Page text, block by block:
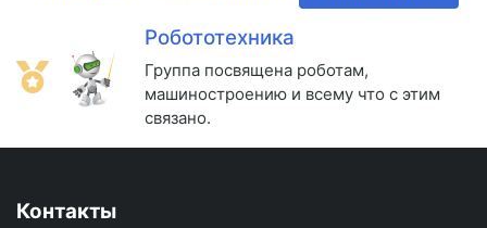
Робототехника
Группа посвящена роботам,
машиностроению и всему что с этим
связано.
Контакты